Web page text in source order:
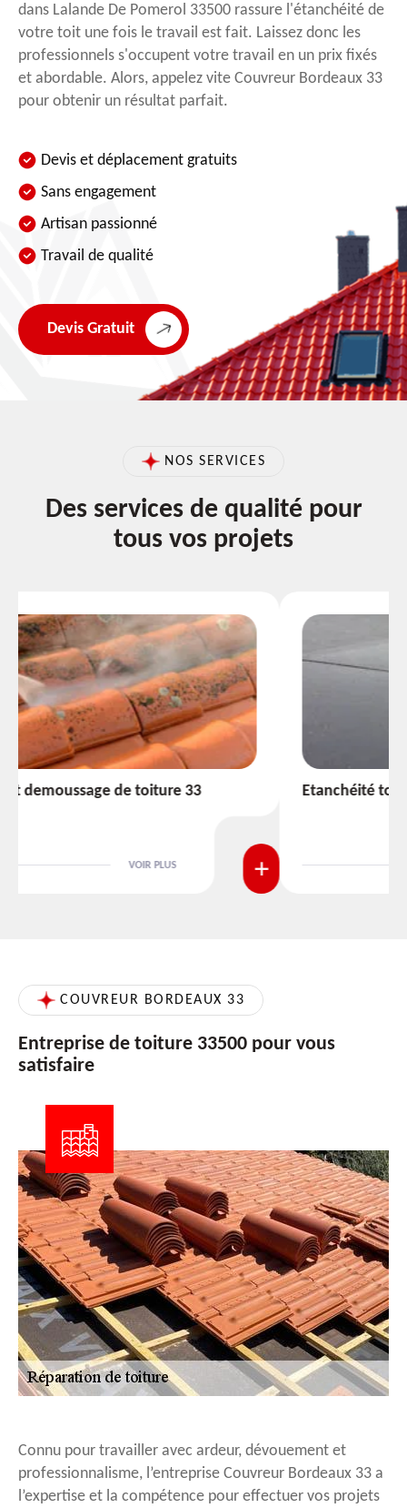
dans Lalande De Pomerol 33500 rassure l'étanchéité de
votre toit une fois le travail est fait. Laissez donc les
professionnels s'occupent votre travail en un prix fixés
et abordable. Alors, appelez vite Couvreur Bordeaux 33
pour obtenir un résultat parfait.
Devis et déplacement gratuits
Sans engagement
Artisan passionné
Travail de qualité
Devis Gratuit
NOS SERVICES
Des services de qualité pour
tous vos projets
Etanchéité toiture 33
VOIR PLUS
COUVREUR BORDEAUX 33
Entreprise de toiture 33500 pour vous
satisfaire
Connu pour travailler avec ardeur, dévouement et
professionnalisme, l’entreprise Couvreur Bordeaux 33 a
l’expertise et la compétence pour effectuer vos projets